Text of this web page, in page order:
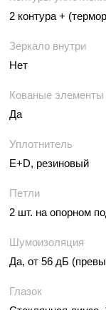
2 контура +
Зеркало внутри
Нет
Кованые элементы
Да
Уплотнитель
E+D, резиновый
Петли
2 шт. на опорном
Шумоизоляция
Да, от 56 дБ
Глазок